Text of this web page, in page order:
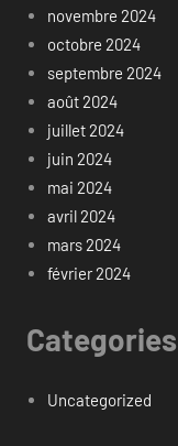
novembre 2024
octobre 2024
septembre 2024
août 2024
juillet 2024
juin 2024
mai 2024
avril 2024
mars 2024
février 2024
Categories
Uncategorized